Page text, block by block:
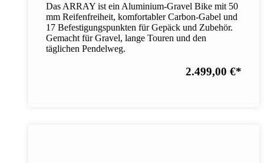
Das ARRAY ist ein Aluminium-Gravel Bike mit 50
mm Reifenfreiheit, komfortabler Carbon-Gabel und
17 Befestigungspunkten für Gepäck und Zubehör.
Gemacht für Gravel, lange Touren und den
täglichen Pendelweg.
2.499,00 €*